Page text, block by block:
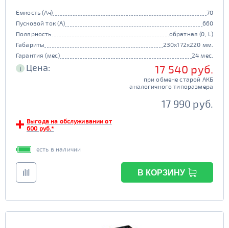
Емкость (Ач)
70
Пусковой ток (А)
660
Полярность
обратная (0, L)
Габариты
230x172x220 мм.
Гарантия (мес)
24 мес.
i Цена: 17 540 руб.
при обмене старой АКБ
аналогичного типоразмера
17 990 руб.
Выгода на обслуживании от
600 руб.*
есть в наличии
В КОРЗИНУ